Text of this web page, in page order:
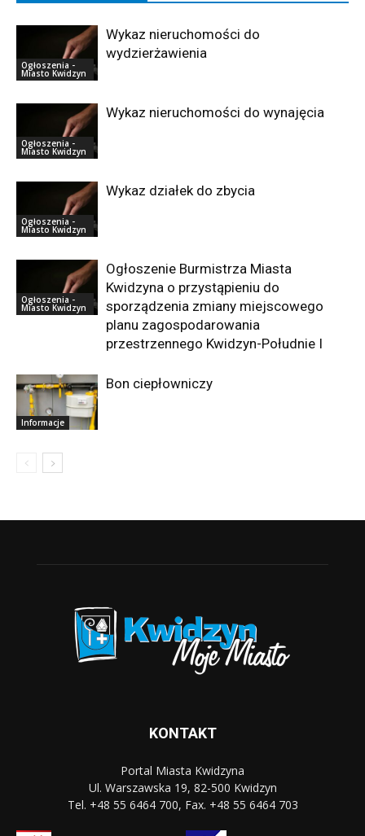
Ogłoszenia -
Miasto Kwidzyn
Wykaz nieruchomości do
wydzierżawienia
Ogłoszenia -
Miasto Kwidzyn
Wykaz nieruchomości do wynajęcia
Ogłoszenia -
Miasto Kwidzyn
Wykaz działek do zbycia
Ogłoszenia -
Miasto Kwidzyn
Ogłoszenie Burmistrza Miasta
Kwidzyna o przystąpieniu do
sporządzenia zmiany miejscowego
planu zagospodarowania
przestrzennego Kwidzyn-Południe I
Informacje
Bon ciepłowniczy
KONTAKT
Portal Miasta Kwidzyna
Ul. Warszawska 19, 82-500 Kwidzyn
Tel. +48 55 6464 700, Fax. +48 55 6464 703